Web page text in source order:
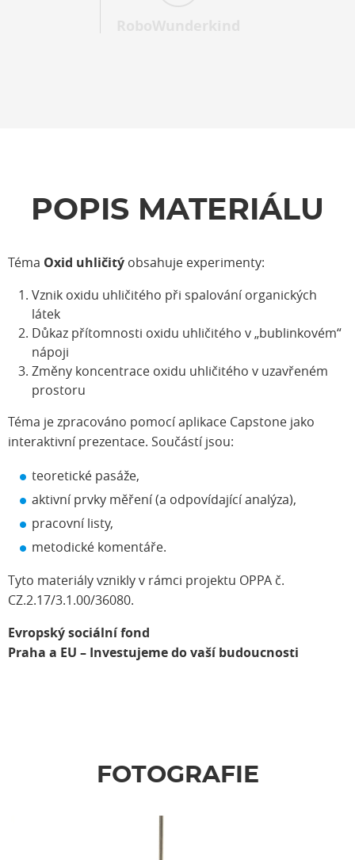
POPIS MATERIÁLU
Téma Oxid uhličitý obsahuje experimenty:
Vznik oxidu uhličitého při spalování organických
látek
Důkaz přítomnosti oxidu uhličitého v „bublinkovém“
nápoji
Změny koncentrace oxidu uhličitého v uzavřeném
prostoru
Téma je zpracováno pomocí aplikace Capstone jako
interaktivní prezentace. Součástí jsou:
teoretické pasáže,
aktivní prvky měření (a odpovídající analýza),
pracovní listy,
metodické komentáře.
Tyto materiály vznikly v rámci projektu OPPA č.
CZ.2.17/3.1.00/36080.
Evropský sociální fond
Praha a EU – Investujeme do vaší budoucnosti
FOTOGRAFIE